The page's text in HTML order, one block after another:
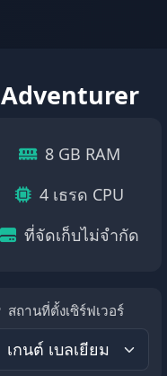
Adventurer
8 GB RAM
4 เธรด CPU
ที่จัดเก็บไม่จำกัด
สถานที่ตั้งเซิร์ฟเวอร์